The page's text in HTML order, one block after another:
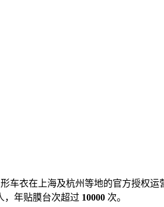
车衣在上海及杭州等地的官方授权运
，年贴膜台次超过 10000 次。